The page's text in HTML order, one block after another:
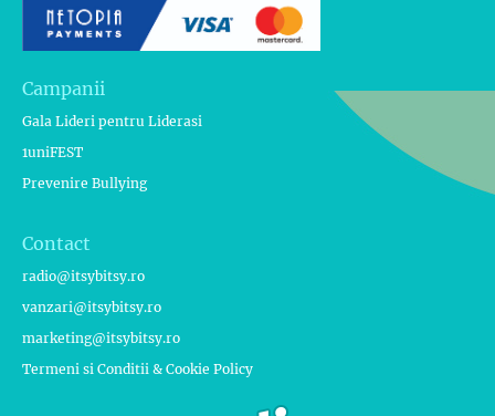
Campanii
Gala Lideri pentru Liderasi
1uniFEST
Prevenire Bullying
Contact
radio@itsybitsy.ro
vanzari@itsybitsy.ro
marketing@itsybitsy.ro
Termeni si Conditii & Cookie Policy